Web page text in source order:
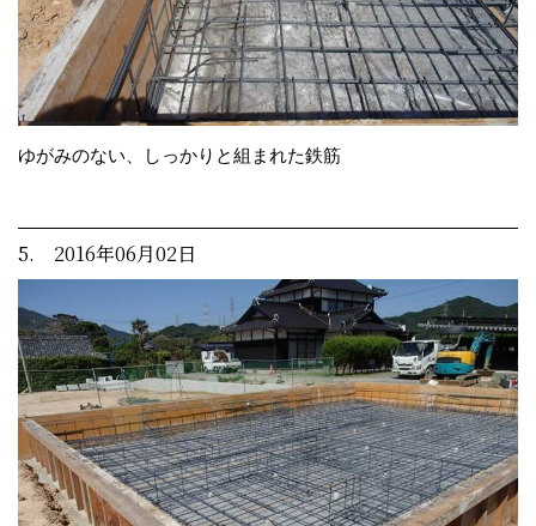
ゆがみのない、しっかりと組まれた鉄筋
5. 2016年06月02日